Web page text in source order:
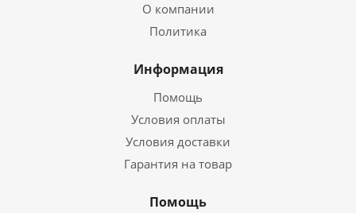
О компании
Политика
Информация
Помощь
Условия оплаты
Условия доставки
Гарантия на товар
Помощь